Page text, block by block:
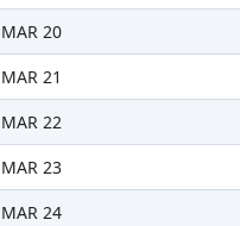
MAR 20
MAR 21
MAR 22
MAR 23
MAR 24